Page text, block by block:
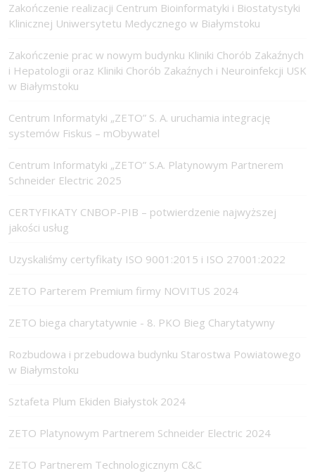
Zakończenie realizacji Centrum Bioinformatyki i Biostatystyki
Klinicznej Uniwersytetu Medycznego w Białymstoku
Zakończenie prac w nowym budynku Kliniki Chorób Zakaźnych
i Hepatologii oraz Kliniki Chorób Zakaźnych i Neuroinfekcji USK
w Białymstoku
Centrum Informatyki „ZETO” S. A. uruchamia integrację
systemów Fiskus – mObywatel
Centrum Informatyki „ZETO” S.A. Platynowym Partnerem
Schneider Electric 2025
CERTYFIKATY CNBOP-PIB – potwierdzenie najwyższej
jakości usług
Uzyskaliśmy certyfikaty ISO 9001:2015 i ISO 27001:2022
ZETO Parterem Premium firmy NOVITUS 2024
ZETO biega charytatywnie - 8. PKO Bieg Charytatywny
Rozbudowa i przebudowa budynku Starostwa Powiatowego
w Białymstoku
Sztafeta Plum Ekiden Białystok 2024
ZETO Platynowym Partnerem Schneider Electric 2024
ZETO Partnerem Technologicznym C&C